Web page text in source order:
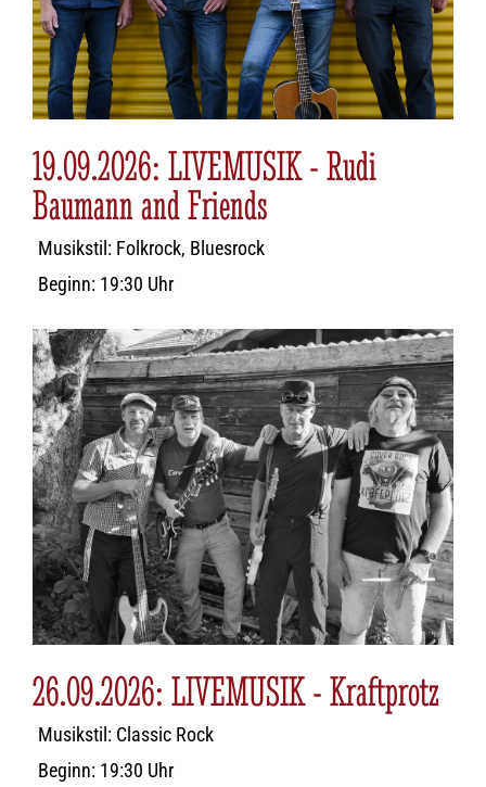
19.09.2026: LIVEMUSIK - Rudi
Baumann and Friends
Musikstil: Folkrock, Bluesrock
Beginn: 19:30 Uhr
26.09.2026: LIVEMUSIK - Kraftprotz
Musikstil: Classic Rock
Beginn: 19:30 Uhr